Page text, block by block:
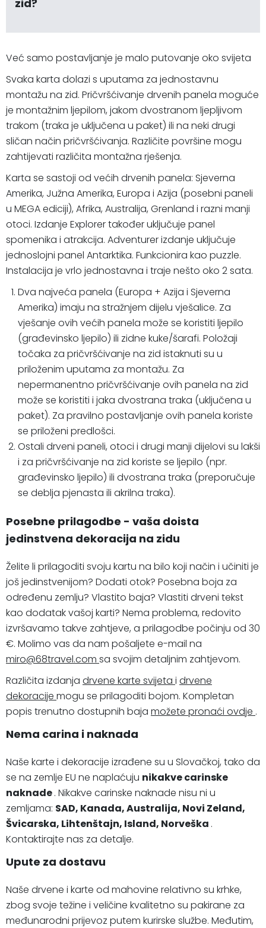
zid?
Već samo postavljanje je malo putovanje oko svijeta
Svaka karta dolazi s uputama za jednostavnu
montažu na zid. Pričvršćivanje drvenih panela moguće
je montažnim ljepilom, jakom dvostranom ljepljivom
trakom (traka je uključena u paket) ili na neki drugi
sličan način pričvršćivanja. Različite površine mogu
zahtijevati različita montažna rješenja.
Karta se sastoji od većih drvenih panela: Sjeverna
Amerika, Južna Amerika, Europa i Azija (posebni paneli
u MEGA ediciji), Afrika, Australija, Grenland i razni manji
otoci. Izdanje Explorer također uključuje panel
spomenika i atrakcija. Adventurer izdanje uključuje
jednoslojni panel Antarktika. Funkcionira kao puzzle.
Instalacija je vrlo jednostavna i traje nešto oko 2 sata.
Dva najveća panela (Europa + Azija i Sjeverna
Amerika) imaju na stražnjem dijelu vješalice. Za
vješanje ovih većih panela može se koristiti ljepilo
(građevinsko ljepilo) ili zidne kuke/šarafi. Položaji
točaka za pričvršćivanje na zid istaknuti su u
priloženim uputama za montažu. Za
nepermanentno pričvršćivanje ovih panela na zid
može se koristiti i jaka dvostrana traka (uključena u
paket). Za pravilno postavljanje ovih panela koriste
se priloženi predlošci.
Ostali drveni paneli, otoci i drugi manji dijelovi su lakši
i za pričvršćivanje na zid koriste se ljepilo (npr.
građevinsko ljepilo) ili dvostrana traka (preporučuje
se deblja pjenasta ili akrilna traka).
Posebne prilagodbe - vaša doista
jedinstvena dekoracija na zidu
Želite li prilagoditi svoju kartu na bilo koji način i učiniti je
još jedinstvenijom? Dodati otok? Posebna boja za
određenu zemlju? Vlastito baja? Vlastiti drveni tekst
kao dodatak vašoj karti? Nema problema, redovito
izvršavamo takve zahtjeve, a prilagodbe počinju od 30
€. Molimo vas da nam pošaljete e-mail na
miro@68travel.com sa svojim detaljnim zahtjevom.
Različita izdanja drvene karte svijeta i drvene
dekoracije mogu se prilagoditi bojom. Kompletan
popis trenutno dostupnih baja možete pronaći ovdje .
Nema carina i naknada
Naše karte i dekoracije izrađene su u Slovačkoj, tako da
se na zemlje EU ne naplaćuju nikakve carinske
naknade. Nikakve carinske naknade nisu ni u
zemljama: SAD, Kanada, Australija, Novi Zeland,
Švicarska, Lihtenštajn, Island, Norveška .
Kontaktirajte nas za detalje.
Upute za dostavu
Naše drvene i karte od mahovine relativno su krhke,
zbog svoje težine i veličine kvalitetno su pakirane za
međunarodni prijevoz putem kurirske službe. Međutim,